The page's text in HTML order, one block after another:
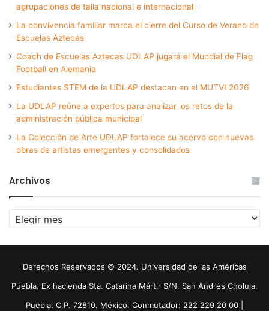
agrupaciones de talla nacional e internacional
La convivencia familiar marca el cierre del Curso de Verano de
Escuelas Aztecas
Coach de Escuelas Aztecas UDLAP jugará el Mundial de Flag
Football en Alemania
Estudiantes STEM de la UDLAP destacan en el MUTVI 2026
La UDLAP reúne a expertos para analizar los retos de la
administración pública municipal
La Colección de Arte UDLAP fortalece su acervo con nuevas
obras de artistas emergentes y consolidados
Archivos
Archivos
Derechos Reservados © 2024. Universidad de las Américas
Puebla. Ex hacienda Sta. Catarina Mártir S/N. San Andrés Cholula,
Puebla. C.P. 72810. México. Conmutador: 222 229 20 00 |